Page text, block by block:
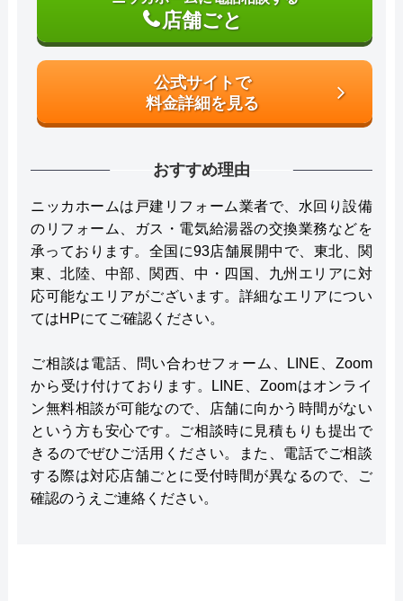
店舗ごと
公式サイトで
料金詳細を見る
おすすめ理由
ニッカホームは戸建リフォーム業者で、水回り設備
のリフォーム、ガス・電気給湯器の交換業務などを
承っております。全国に93店舗展開中で、東北、関
東、北陸、中部、関西、中・四国、九州エリアに対
応可能なエリアがございます。詳細なエリアについ
てはHPにてご確認ください。
ご相談は電話、問い合わせフォーム、LINE、Zoom
から受け付けております。LINE、Zoomはオンライ
ン無料相談が可能なので、店舗に向かう時間がない
という方も安心です。ご相談時に見積もりも提出で
きるのでぜひご活用ください。また、電話でご相談
する際は対応店舗ごとに受付時間が異なるので、ご
確認のうえご連絡ください。